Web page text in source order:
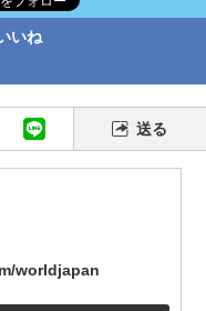
いね
送る
worldjapan